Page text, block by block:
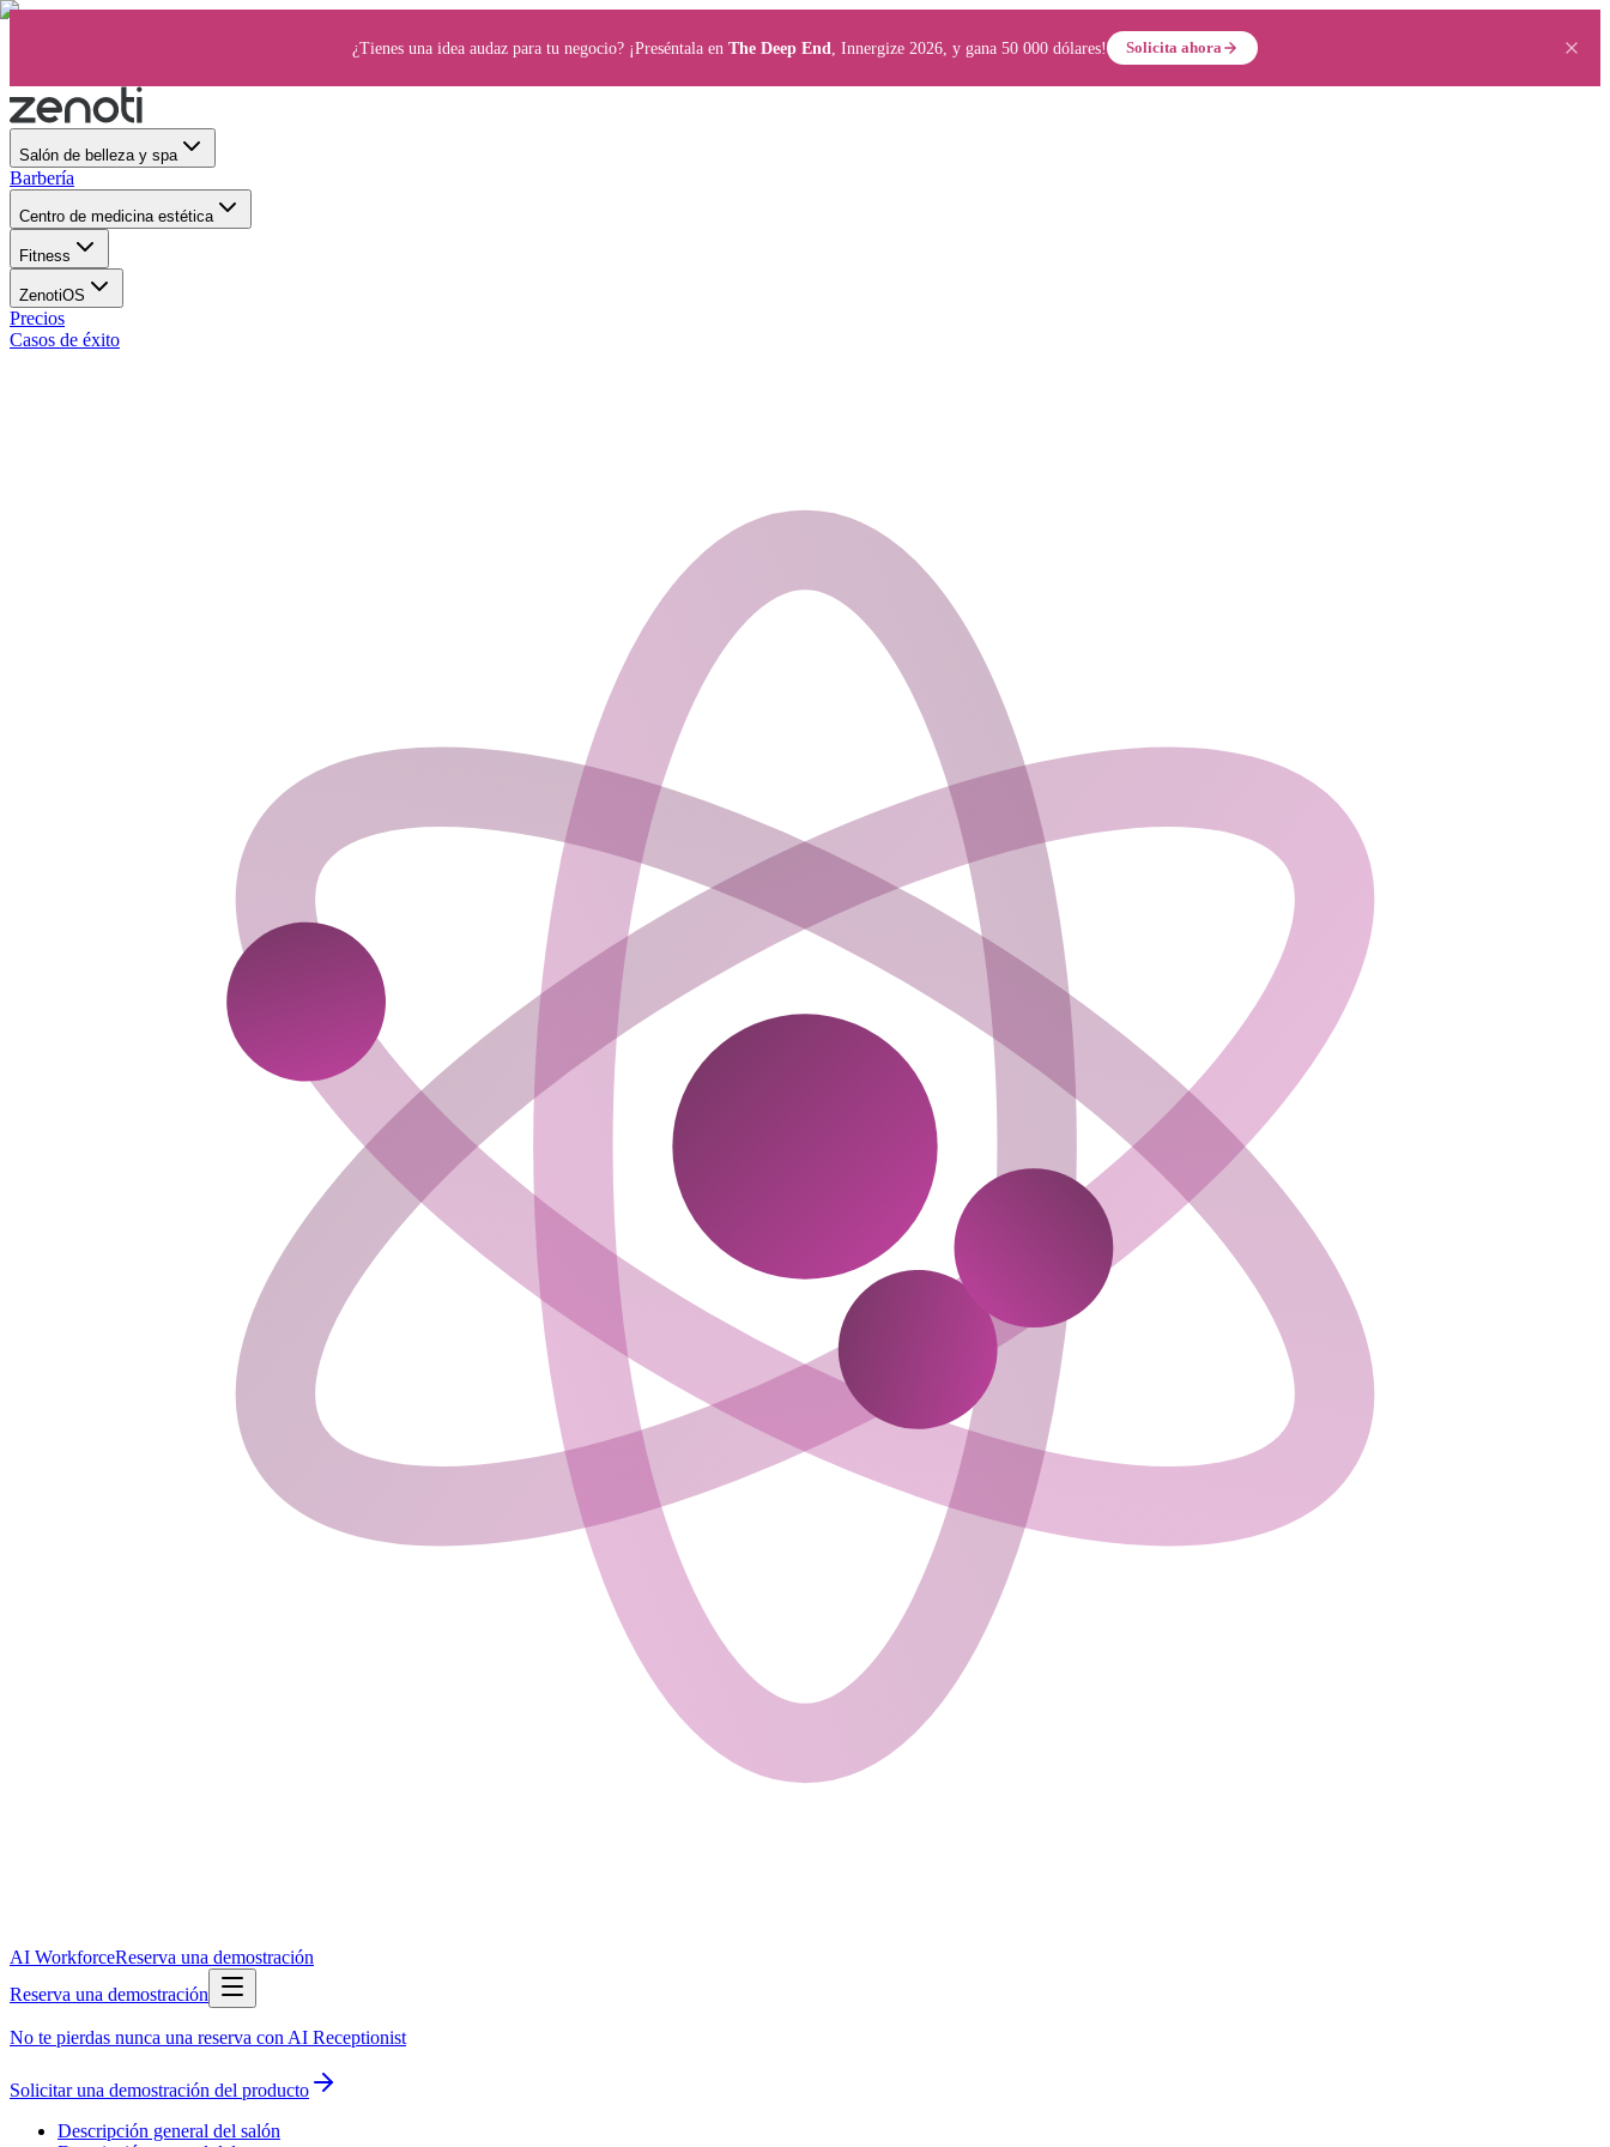
¿Tienes una idea audaz para tu negocio? ¡Preséntala en The Deep End , Innergize 2026, y gana 50 000 dólares! Solicita ahora
Salón de belleza y spa
Barbería
Centro de medicina estética
Fitness
ZenotiOS
Precios
Casos de éxito
AI WorkforceReserva una demostración
Reserva una demostración
No te pierdas nunca una reserva con AI Receptionist
Solicitar una demostración del producto
Descripción general del salón